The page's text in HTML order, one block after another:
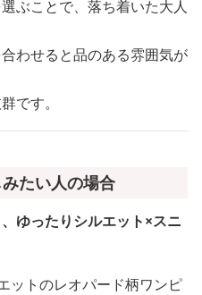
ぶことで、落ち着いた大人
わせると品のある雰囲気が
です。
たい人の場合
ゆったりシルエット×スニ
ットのレオパード柄ワンピ